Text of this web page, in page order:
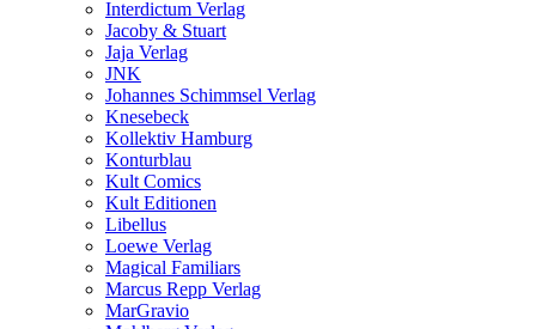
Interdictum Verlag
Jacoby & Stuart
Jaja Verlag
JNK
Johannes Schimmsel Verlag
Knesebeck
Kollektiv Hamburg
Konturblau
Kult Comics
Kult Editionen
Libellus
Loewe Verlag
Magical Familiars
Marcus Repp Verlag
MarGravio